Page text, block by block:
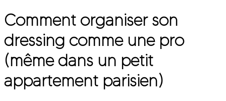
Comment organiser son
dressing comme une pro
(même dans un petit
appartement parisien)